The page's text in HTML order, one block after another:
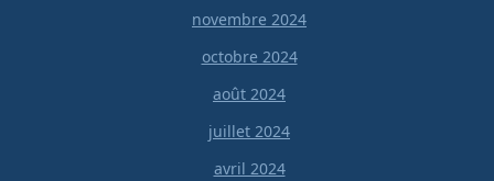
novembre 2024
octobre 2024
août 2024
juillet 2024
avril 2024